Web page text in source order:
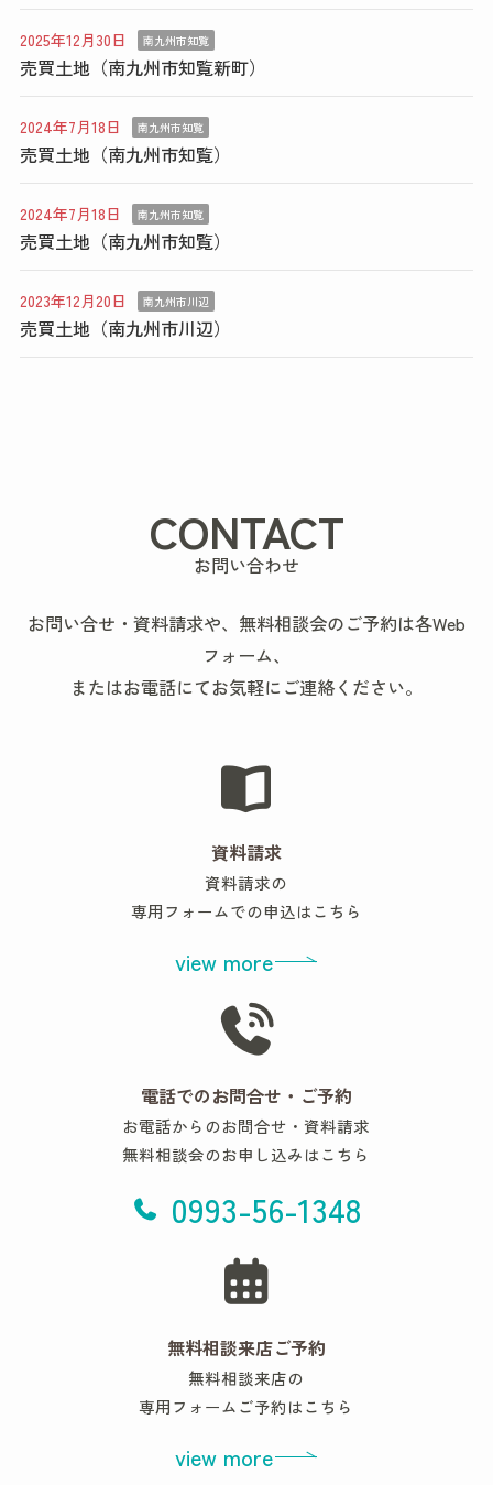
2025年12月30日 南九州市知覧
売買土地（南九州市知覧新町）
2024年7月18日 南九州市知覧
売買土地（南九州市知覧）
2024年7月18日 南九州市知覧
売買土地（南九州市知覧）
2023年12月20日 南九州市川辺
売買土地（南九州市川辺）
CONTACT
お問い合わせ
お問い合せ・資料請求や、無料相談会のご予約は各Web
フォーム、
またはお電話にてお気軽にご連絡ください。
資料請求
資料請求の
専用フォームでの申込はこちら
view more
電話でのお問合せ・ご予約
お電話からのお問合せ・資料請求
無料相談会のお申し込みはこちら
0993-56-1348
無料相談来店ご予約
無料相談来店の
専用フォームご予約はこちら
view more